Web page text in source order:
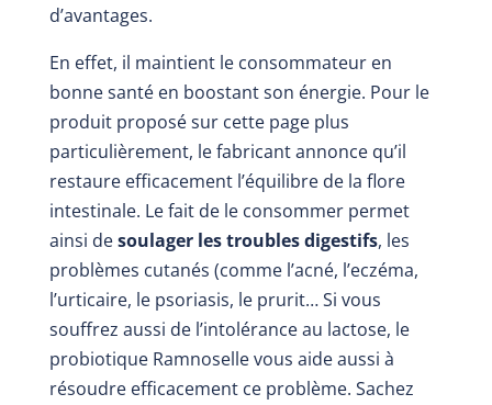
d’avantages.
En effet, il maintient le consommateur en
bonne santé en boostant son énergie. Pour le
produit proposé sur cette page plus
particulièrement, le fabricant annonce qu’il
restaure efficacement l’équilibre de la flore
intestinale. Le fait de le consommer permet
ainsi desoulager les troubles digestifs, les
problèmes cutanés (comme l’acné, l’eczéma,
l’urticaire, le psoriasis, le prurit… Si vous
souffrez aussi de l’intolérance au lactose, le
probiotique Ramnoselle vous aide aussi à
résoudre efficacement ce problème. Sachez